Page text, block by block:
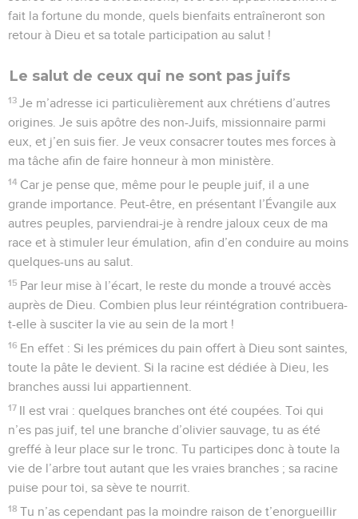
fait la fortune du monde, quels bienfaits entraîneront son
retour à Dieu et sa totale participation au salut !
Le salut de ceux qui ne sont pas juifs
13 Je m’adresse ici particulièrement aux chrétiens d’autres
origines. Je suis apôtre des non-Juifs, missionnaire parmi
eux, et j’en suis fier. Je veux consacrer toutes mes forces à
ma tâche afin de faire honneur à mon ministère.
14 Car je pense que, même pour le peuple juif, il a une
grande importance. Peut-être, en présentant l’Évangile aux
autres peuples, parviendrai-je à rendre jaloux ceux de ma
race et à stimuler leur émulation, afin d’en conduire au moins
quelques-uns au salut.
15 Par leur mise à l’écart, le reste du monde a trouvé accès
auprès de Dieu. Combien plus leur réintégration contribuera-
t-elle à susciter la vie au sein de la mort !
16 En effet : Si les prémices du pain offert à Dieu sont saintes,
toute la pâte le devient. Si la racine est dédiée à Dieu, les
branches aussi lui appartiennent.
17 Il est vrai : quelques branches ont été coupées. Toi qui
n’es pas juif, tel une branche d’olivier sauvage, tu as été
greffé à leur place sur le tronc. Tu participes donc à toute la
vie de l’arbre tout autant que les vraies branches ; sa racine
puise pour toi, sa sève te nourrit.
18 Tu n’as cependant pas la moindre raison de t’enorgueillir